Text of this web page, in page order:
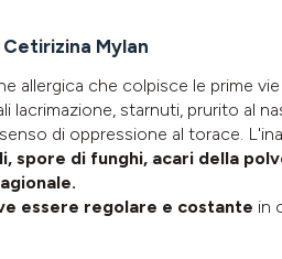
Mylan
allergica che colpisce le prime
lacrimazione, starnuti, prurito al
di oppressione al torace.
spore di funghi, acari della
essere regolare e costante in